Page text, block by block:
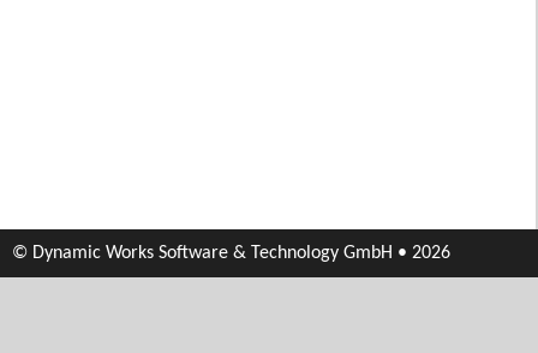
© Dynamic Works Software & Technology GmbH • 2026